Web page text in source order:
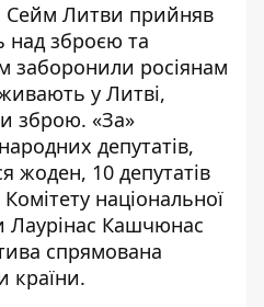
Сейм Литви прийняв
над зброєю та
заборонили росіянам
у Литві,
зброю. «За»
депутатів,
жоден, 10 депутатів
національної
Лаурінас Кашчюнас
спрямована
країни.